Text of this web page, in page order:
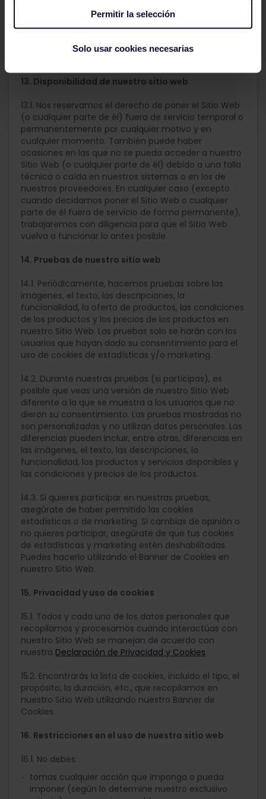
Permitir la selección
Solo usar cookies necesarias
como nuestra aprobación.
nuestro Sitio Web, lo haces según las condiciones de
13. Disponibilidad de nuestro sitio web
13.1. Nos reservamos el derecho de poner el Sitio Web
(o cualquier parte de él) fuera de servicio temporal o
permanentemente por cualquier motivo y en
cualquier momento. También puede haber
ocasiones en las que no se pueda acceder a nuestro
Sitio Web (o cualquier parte de él) debido a una falla
técnica o caída en nuestros sistemas o en los de
nuestros proveedores. En cualquier caso (excepto
cuando decidamos poner el Sitio Web o cualquier
parte de él fuera de servicio de forma permanente),
trabajaremos con diligencia para que el Sitio Web
vuelva a funcionar lo antes posible.
14. Pruebas de nuestro sitio web
14.1. Periódicamente, hacemos pruebas sobre las
imágenes, el texto, las descripciones, la
funcionalidad, la oferta de productos, las condiciones
de los productos y los precios de los productos en
nuestro Sitio Web. Las pruebas solo se harán con los
usuarios que hayan dado su consentimiento para el
uso de cookies de estadísticas y/o marketing.
14.2. Durante nuestras pruebas (si participas), es
posible que veas una versión de nuestro Sitio Web
diferente a la que se muestra a los usuarios que no
dieron su consentimiento. Las pruebas mostradas no
son personalizadas y no utilizan datos personales. Las
diferencias pueden incluir, entre otras, diferencias en
las imágenes, el texto, las descripciones, la
funcionalidad, los productos y servicios disponibles y
las condiciones y precios de los productos.
14.3. Si quieres participar en nuestras pruebas,
asegúrate de haber permitido las cookies
estadísticas o de marketing. Si cambias de opinión o
no quieres participar, asegúrate de que tus cookies
de estadísticas y marketing estén deshabilitadas.
Puedes hacerlo utilizando el Banner de Cookies en
nuestro Sitio Web.
15. Privacidad y uso de cookies
15.1. Todos y cada uno de los datos personales que
recopilamos y procesamos cuando interactúas con
nuestro Sitio Web se manejan de acuerdo con
nuestra Declaración de Privacidad y Cookies.
15.2. Encontrarás la lista de cookies, incluido el tipo, el
propósito, la duración, etc., que recopilamos en
nuestro Sitio Web utilizando nuestro Banner de
Cookies.
16. Restricciones en el uso de nuestro sitio web
16.1. No debes:
tomas cualquier acción que imponga o pueda
imponer (según lo determine nuestro exclusivo